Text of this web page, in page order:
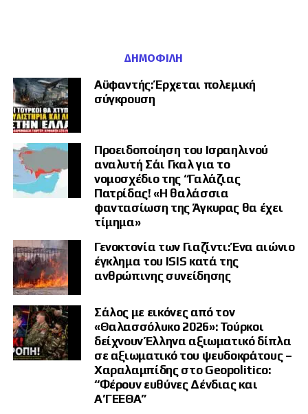
ΔΗΜΟΦΙΛΉ
Αϋφαντής: Έρχεται πολεμική
σύγκρουση
Προειδοποίηση του Ισραηλινού
αναλυτή Σάι Γκαλ για το
νομοσχέδιο της “Γαλάζιας
Πατρίδας! «Η θαλάσσια
φαντασίωση της Άγκυρας θα έχει
τίμημα»
Γενοκτονία των Γιαζίντι: Ένα αιώνιο
έγκλημα του ISIS κατά της
ανθρώπινης συνείδησης
Σάλος με εικόνες από τον
«Θαλασσόλυκο 2026»: Τούρκοι
δείχνουν Έλληνα αξιωματικό δίπλα
σε αξιωματικό του ψευδοκράτους –
Χαραλαμπίδης στο Geopolitico:
“Φέρουν ευθύνες Δένδιας και
Α’ΓΕΕΘΑ”